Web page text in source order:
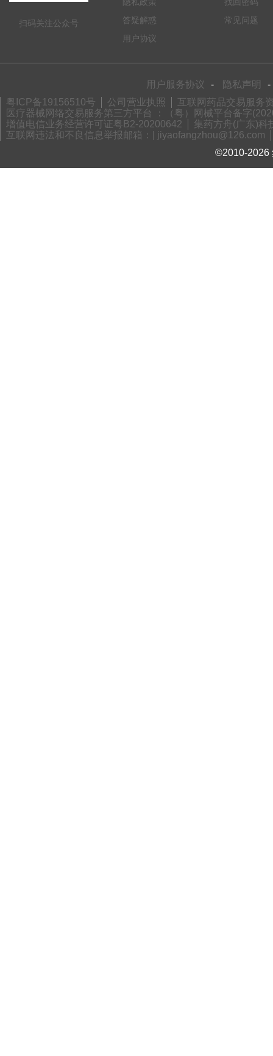
扫码关注公众号
答疑解惑
用户协议
常见问题
用户服务协议 - 隐私声明
-
粤ICP备19156510号
公司营业执照
互联网药品交易服务
医疗器械网络交易服务第三方平台 ：（粤）网械平台备字
增值电信业务经营许可证粤B2-20200642
集药方舟(广东)科
互联网违法和不良信息举报邮箱：| jiyaofangzhou@126.com
©2010-2026